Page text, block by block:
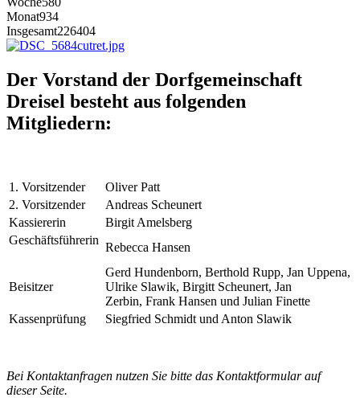
Monat934
Insgesamt226404
Der Vorstand der Dorfgemeinschaft
Dreisel besteht aus folgenden
Mitgliedern:
1. Vorsitzender
Oliver Patt
2. Vorsitzender
Andreas Scheunert
Kassiererin
Birgit Amelsberg
Geschäftsführerin
Rebecca Hansen
Beisitzer
Gerd Hundenborn, Berthold Rupp, Jan Uppena,
Ulrike Slawik, Birgitt Scheunert, Jan
Zerbin, Frank Hansen und Julian Finette
Kassenprüfung
Siegfried Schmidt und Anton Slawik
Bei Kontaktanfragen nutzen Sie bitte das Kontaktformular auf
dieser Seite.